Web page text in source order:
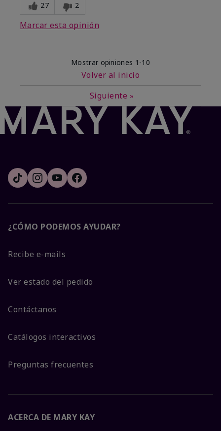
27 2
Marcar esta opinión
Mostrar opiniones 1-10
Volver al inicio
Siguiente »
¿CÓMO PODEMOS AYUDAR?
Recibe e-mails
Ver estado del pedido
Contáctanos
Catálogos interactivos
Preguntas frecuentes
ACERCA DE MARY KAY